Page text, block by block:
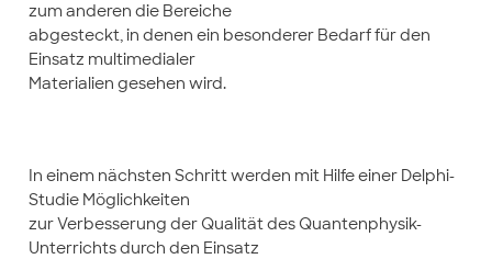
zum anderen die Bereiche
abgesteckt, in denen ein besonderer Bedarf für den
Einsatz multimedialer
Materialien gesehen wird.
In einem nächsten Schritt werden mit Hilfe einer Delphi-
Studie Möglichkeiten
zur Verbesserung der Qualität des Quantenphysik-
Unterrichts durch den Einsatz